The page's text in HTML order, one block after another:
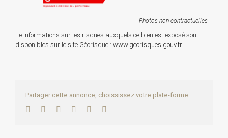
Photos non contractuelles
Le informations sur les risques auxquels ce bien est exposé sont
disponibles sur le site Géorisque : www.georisques.gouv.fr
Partager cette annonce, choississez votre plate-forme
Facebook
TwitterLinkedInWhatsApp
Pinterest